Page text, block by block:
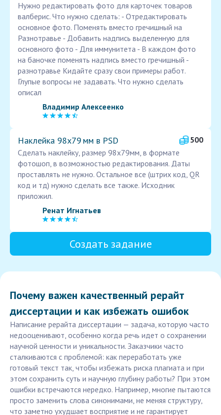
Нужно редактировать фото для карточек товаров
валберис. Что нужно сделать: - Отредактировать
основное фото. Поменять вместо гречишный на
Разнотравье - Добавить надпись выделенную для
основного фото - Для иммунитета - В каждом фото
на баночке поменять надпись вместо гречишный -
разнотравье Кидайте сразу свои примеры работ.
Глупые вопросы не задавать. Что нужно сделать
описал
Владимир Алексеенко
Наклейка 98х79 мм в PSD
500
Сделать наклейку, размер 98х79мм, в формате
фотошоп, в возможностью редактирования. Даты
проставлять не нужно. Остальное все (штрих код, QR
код и тд) нужно сделать все также. Исходник
приложил.
Ренат Игнатьев
Создать задание
Почему важен качественный рерайт
диссертации и как избежать ошибок
Написание рерайта диссертации — задача, которую часто
недооценивают, особенно когда речь идет о сохранении
научной ценности и уникальности. Заказчики часто
сталкиваются с проблемой: как переработать уже
готовый текст так, чтобы избежать риска плагиата и при
этом сохранить суть и научную глубину работы? При этом
ошибки встречаются нередко. Например, многие пытаются
просто заменить слова синонимами, не меняя структуру,
что заметно ухудшает восприятие и не гарантирует